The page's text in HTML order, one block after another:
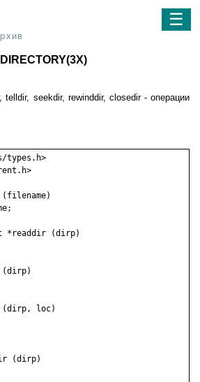
☰
DIRECTORY(3X)
telldir, seekdir, rewinddir, closedir - операции